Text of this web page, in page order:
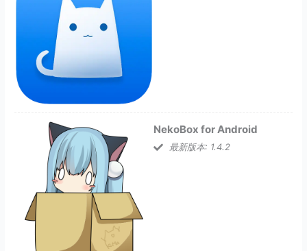
NekoBox for Android
最新版本: 1.4.2